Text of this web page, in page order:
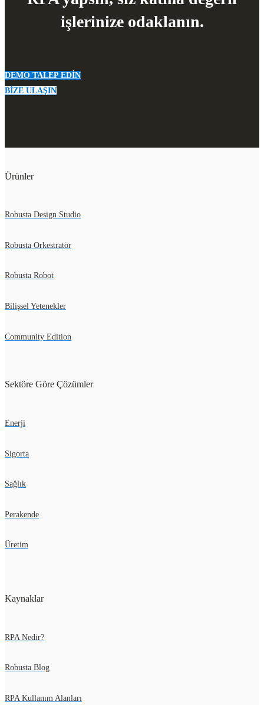
işlerinize odaklanın.
DEMO TALEP EDİN
BİZE ULAŞIN
Ürünler
Robusta Design Studio
Robusta Orkestratör
Robusta Robot
Bilişsel Yetenekler
Community Edition
Sektöre Göre Çözümler
Enerji
Sigorta
Sağlık
Perakende
Üretim
Kaynaklar
RPA Nedir?
Robusta Blog
RPA Kullanım Alanları